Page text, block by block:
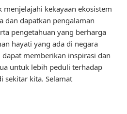
menjelajahi kekayaan ekosistem
dan dapatkan pengalaman
pengetahuan yang berharga
hayati yang ada di negara
memberikan inspirasi dan
untuk lebih peduli terhadap
sekitar kita. Selamat